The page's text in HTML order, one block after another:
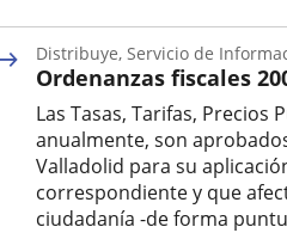
Ordenanzas fiscales
Las Tasas, Tarifas, Precios
anualmente, son
Valladolid para su
correspondiente y que
ciudadanía -de forma
Distribuye, Servicio de